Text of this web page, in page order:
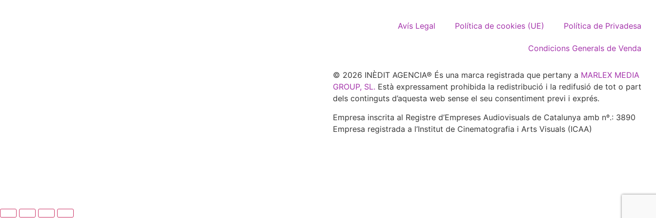
Avís Legal Política de cookies (UE) Política de Privadesa
Condicions Generals de Venda
© 2026 INÈDIT AGENCIA® És una marca registrada que pertany a MARLEX MEDIA
GROUP, SL. Està expressament prohibida la redistribució i la redifusió de tot o part
dels continguts d’aquesta web sense el seu consentiment previ i exprés.
Empresa inscrita al Registre d’Empreses Audiovisuals de Catalunya amb nº.: 3890
Empresa registrada a l’Institut de Cinematografia i Arts Visuals (ICAA)